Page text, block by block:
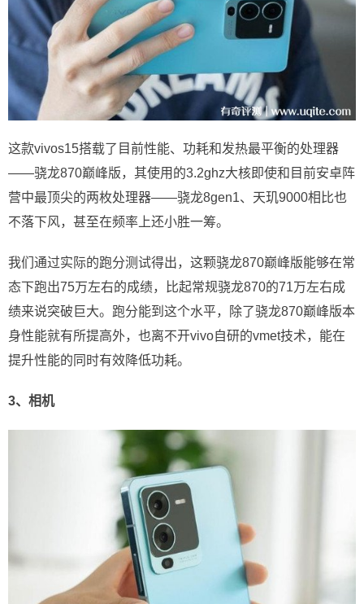
这款vivos15搭载了目前性能、功耗和发热最平衡的处理器
——骁龙870巅峰版，其使用的3.2ghz大核即使和目前安卓阵
营中最顶尖的两枚处理器——骁龙8gen1、天玑9000相比也
不落下风，甚至在频率上还小胜一筹。
我们通过实际的跑分测试得出，这颗骁龙870巅峰版能够在常
态下跑出75万左右的成绩，比起常规骁龙870的71万左右成
绩来说突破巨大。跑分能到这个水平，除了骁龙870巅峰版本
身性能就有所提高外，也离不开vivo自研的vmet技术，能在
提升性能的同时有效降低功耗。
3、相机